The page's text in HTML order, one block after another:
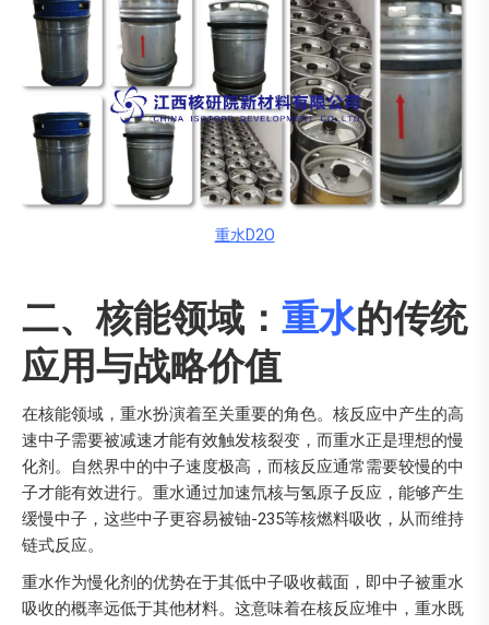
重水D2O
二、核能领域： 重水的传统
应用与战略价值
在核能领域，重水扮演着至关重要的角色。核反应中产生的高
速中子需要被减速才能有效触发核裂变，而重水正是理想的慢
化剂。自然界中的中子速度极高，而核反应通常需要较慢的中
子才能有效进行。重水通过加速氘核与氢原子反应，能够产生
缓慢中子，这些中子更容易被铀-235等核燃料吸收，从而维持
链式反应。
重水作为慢化剂的优势在于其低中子吸收截面，即中子被重水
吸收的概率远低于其他材料。这意味着在核反应堆中，重水既